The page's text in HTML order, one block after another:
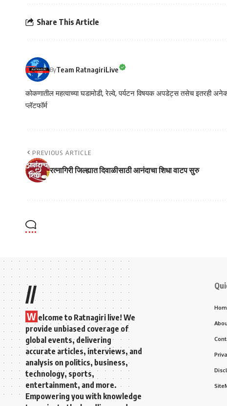
Share This Article
ByTeam RatnagiriLive
कोकणातील महत्वाच्या घडामोडी, रेल्वे, पर्यटन विषयक अपडेट्स तसेच इतरही अनेक
प्लॅटफॉर्म
PREVIOUS ARTICLE
रत्नागिरी जिल्ह्यात दिवाळीसाठी आनंदाचा शिधा वाटप सुरु
//
W elcome to Ratnagiri live! We
provide unbiased coverage of
global events, delivering
accurate articles, interviews, and
analysis on politics, business,
technology, sports,
entertainment, and more.
Empowering you with knowledge